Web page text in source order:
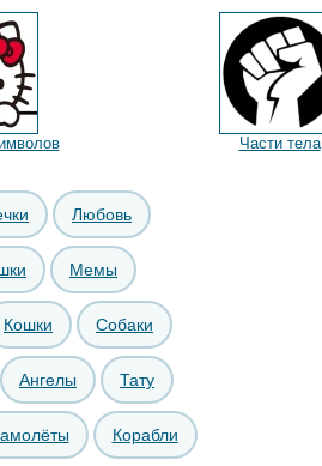
Части тела
Любовь
Мемы
Кошки Собаки
Ангелы Тату
Корабли